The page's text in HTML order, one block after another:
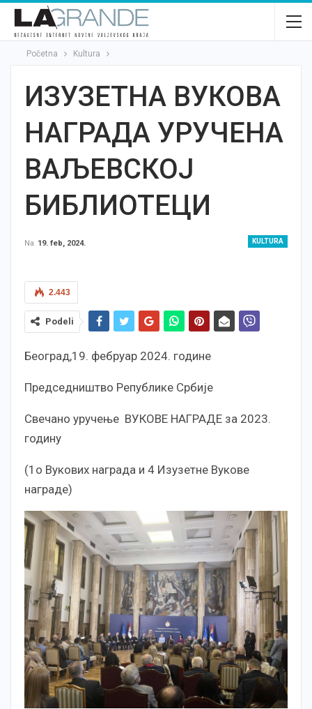
Početna Kultura
ИЗУЗЕТНА ВУКОВА
НАГРАДА УРУЧЕНА
ВАЉЕВСКОЈ
БИБЛИОТЕЦИ
KULTURA
Na 19. feb, 2024.
2.443
Podeli
Београд,19. фебруар 2024. године
Председништво Републике Србије
Свечано уручење ВУКОВЕ НАГРАДЕ за 2023.
годину
(1о Вукових награда и 4 Изузетне Вукове
награде)